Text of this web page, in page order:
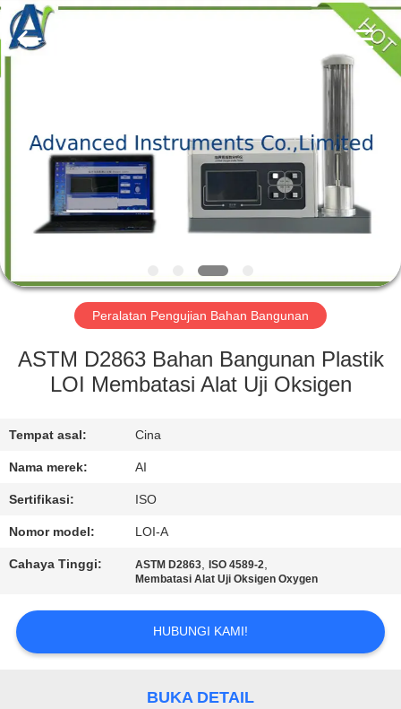
PRODUK
TENTANG
KAMI
TUR
PABRIK
KONTROL
HUBUNGI
KAMI
KASUS
PERMINTAAN
PENAWARAN
Advanced
Instruments
Co.,Limited.
All
Rights
Peralatan Pengujian Bahan Bangunan
ASTM D2863 Bahan Bangunan Plastik
LOI Membatasi Alat Uji Oksigen
Tempat asal: Cina
Nama merek: AI
Sertifikasi: ISO
Nomor model: LOI-A
Cahaya Tinggi: ASTM D2863, ISO 4589-2,
Membatasi Alat Uji Oksigen Oxygen
HUBUNGI KAMI!
BUKA DETAIL